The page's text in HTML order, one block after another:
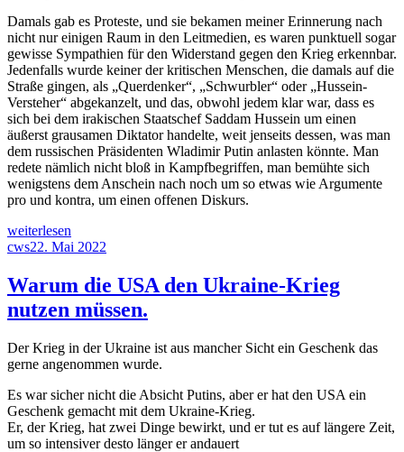
Damals gab es Proteste, und sie bekamen meiner Erinnerung nach
nicht nur einigen Raum in den Leitmedien, es waren punktuell sogar
gewisse Sympathien für den Widerstand gegen den Krieg erkennbar.
Jedenfalls wurde keiner der kritischen Menschen, die damals auf die
Straße gingen, als „Querdenker“, „Schwurbler“ oder „Hussein-
Versteher“ abgekanzelt, und das, obwohl jedem klar war, dass es
sich bei dem irakischen Staatschef Saddam Hussein um einen
äußerst grausamen Diktator handelte, weit jenseits dessen, was man
dem russischen Präsidenten Wladimir Putin anlasten könnte. Man
redete nämlich nicht bloß in Kampfbegriffen, man bemühte sich
wenigstens dem Anschein nach noch um so etwas wie Argumente
pro und kontra, um einen offenen Diskurs.
„Hauptsache
politisch
Warum
unsere
Grundrechte
Gefahr
sind“
weiterlesen
Autor
cwsVeröffentlicht
22. Mai 2022
Warum die USA den Ukraine-Krieg
nutzen müssen.
Der Krieg in der Ukraine ist aus mancher Sicht ein Geschenk das
gerne angenommen wurde.
Es war sicher nicht die Absicht Putins, aber er hat den USA ein
Geschenk gemacht mit dem Ukraine-Krieg.
Er, der Krieg, hat zwei Dinge bewirkt, und er tut es auf längere Zeit,
um so intensiver desto länger er andauert